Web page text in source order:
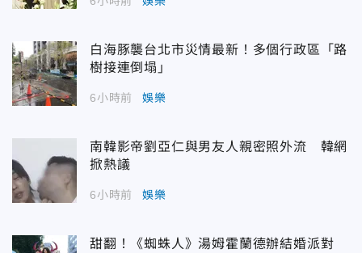
白海豚襲台北市災情最新！多個行政區「路
樹接連倒塌」
6小時前 娛樂
南韓影帝劉亞仁與男友人親密照外流 韓網
掀熱議
6小時前 娛樂
甜翻！《蜘蛛人》湯姆霍蘭德辦結婚派對